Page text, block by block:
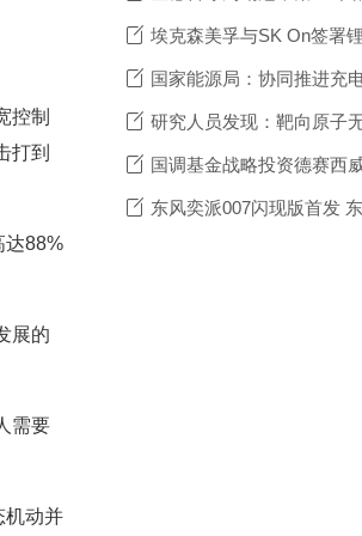
控制
打到
达88%
展的
需要
机动并